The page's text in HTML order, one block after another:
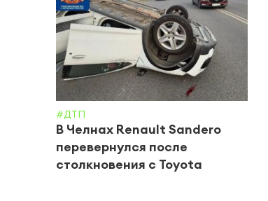
#ДТП
В Челнах Renault Sandero
перевернулся после
столкновения с Toyota